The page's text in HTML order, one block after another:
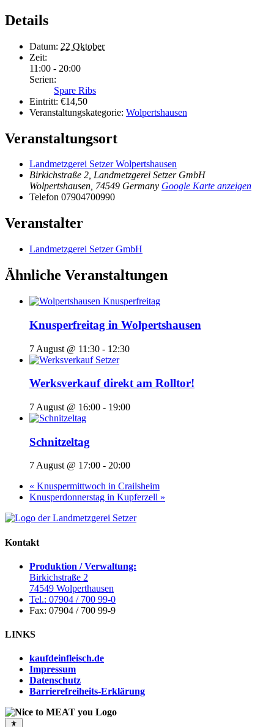
Details
Datum: 22 Oktober
Zeit:
11:00 - 20:00
Serien:
Spare Ribs
Eintritt: €14,50
Veranstaltungskategorie: Wolpertshausen
Veranstaltungsort
Landmetzgerei Setzer Wolpertshausen
Birkichstraße 2, Landmetzgerei Setzer GmbH
Wolpertshausen, 74549 Germany Google Karte anzeigen
Telefon 07904700990
Veranstalter
Landmetzgerei Setzer GmbH
Ähnliche Veranstaltungen
Knusperfreitag in Wolpertshausen
7 August @ 11:30 - 12:30
Werksverkauf direkt am Rolltor!
7 August @ 16:00 - 19:00
Schnitzeltag
7 August @ 17:00 - 20:00
« Knuspermittwoch in Crailsheim
Knusperdonnerstag in Kupferzell »
Kontakt
Produktion / Verwaltung:
Birkichstraße 2
74549 Wolperthausen
Tel.: 07904 / 700 99-0
Fax: 07904 / 700 99-9
LINKS
kaufdeinfleisch.de
Impressum
Datenschutz
Barrierefreiheits-Erklärung